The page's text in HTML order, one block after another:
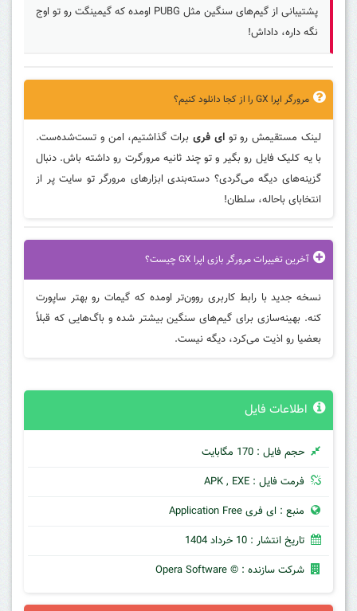
پشتیبانی از گیم‌های سنگین مثل PUBG اومده که گیمینگت رو تو اوج
نگه داره، داداش!
مرورگر اپرا GX را از کجا دانلود کنیم؟
لینک مستقیمش رو توای فری برات گذاشتیم، امن و تست‌شده‌ست.
با یه کلیک فایل رو بگیر و تو چند ثانیه مرورگرت رو داشته باش. دنبال
گزینه‌های دیگه می‌گردی؟ دسته‌بندی ابزارهای مرورگر تو سایت پر از
انتخابای باحاله، سلطان!
آخرین تغییرات مرورگر بازی اپرا GX چیست؟
نسخه جدید با رابط کاربری روون‌تر اومده که گیمات رو بهتر ساپورت
کنه. بهینه‌سازی برای گیم‌های سنگین بیشتر شده و باگ‌هایی که قبلاً
بعضیا رو اذیت می‌کرد، دیگه نیست.
اطلاعات فایل
حجم فایل : 170 مگابایت
فرمت فایل : APK , EXE
منبع : ای فری Application Free
تاریخ انتشار : 10 خرداد 1404
شرکت سازنده : © Opera Software